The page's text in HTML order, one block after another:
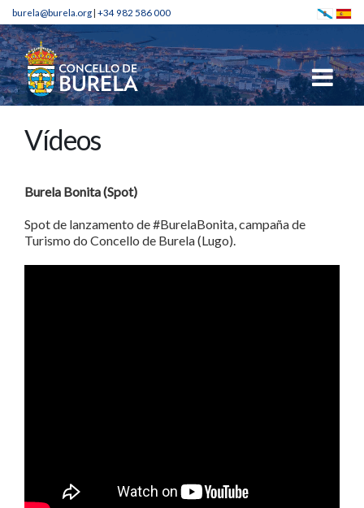
burela@burela.org| +34 982 586 000
Vídeos
Burela Bonita (Spot)
Spot de lanzamento de #BurelaBonita, campaña de
Turismo do Concello de Burela (Lugo).